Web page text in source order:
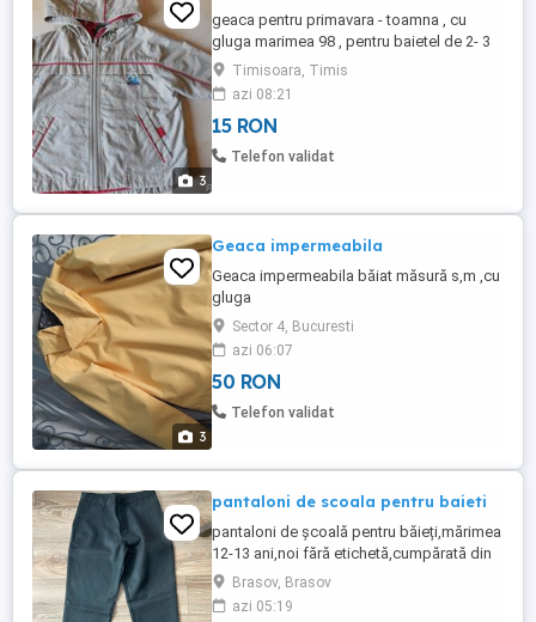
3
geaca pentru primavara - toamna , cu
gluga marimea 98 , pentru baietel de 2- 3
ani , a doua geaca aceeasi marime 98,
captusita cu fleece , cu 15 lei bucata
Timisoara, Timis
azi 08:21
15 RON
Telefon validat
3
Geaca impermeabila
Geaca impermeabila băiat măsură s,m ,cu
gluga
Sector 4, Bucuresti
azi 06:07
50 RON
Telefon validat
pantaloni de scoala pentru baieti
pantaloni de școală pentru băieți,mărimea
12-13 ani,noi fără etichetă,cumpărată din
UK Brasov, Brasov
azi 05:19